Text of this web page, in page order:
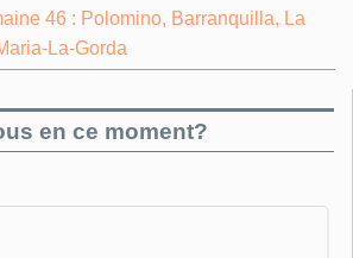
46 : Polomino, Barranquilla, La
La-Gorda
en ce moment?